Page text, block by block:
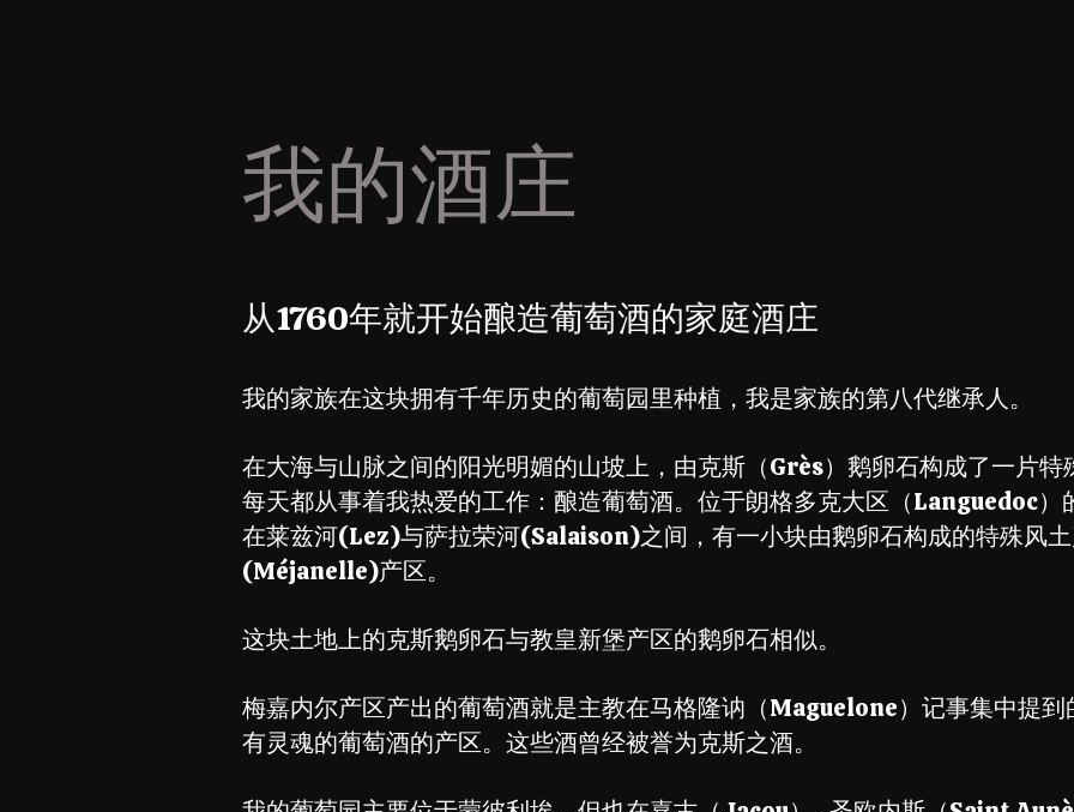
我的酒庄
从1760年就开始酿造葡萄酒的家庭酒庄
我的家族在这块拥有千年历史的葡萄园里种植，我是家族的第八代继承人。
在大海与山脉之间的阳光明媚的山坡上，由克斯（Grès）鹅卵石构成了一片
每天都从事着我热爱的工作：酿造葡萄酒。位于朗格多克大区（Languedoc
在莱兹河(Lez)与萨拉荣河(Salaison)之间，有一小块由鹅卵石构成的特殊风
(Méjanelle)产区。
这块土地上的克斯鹅卵石与教皇新堡产区的鹅卵石相似。
梅嘉内尔产区产出的葡萄酒就是主教在马格隆讷（Maguelone）记事集中提
有灵魂的葡萄酒的产区。这些酒曾经被誉为克斯之酒。